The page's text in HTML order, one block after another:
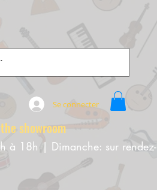
Se connecter
à 18h | Dimanche: sur rendez-